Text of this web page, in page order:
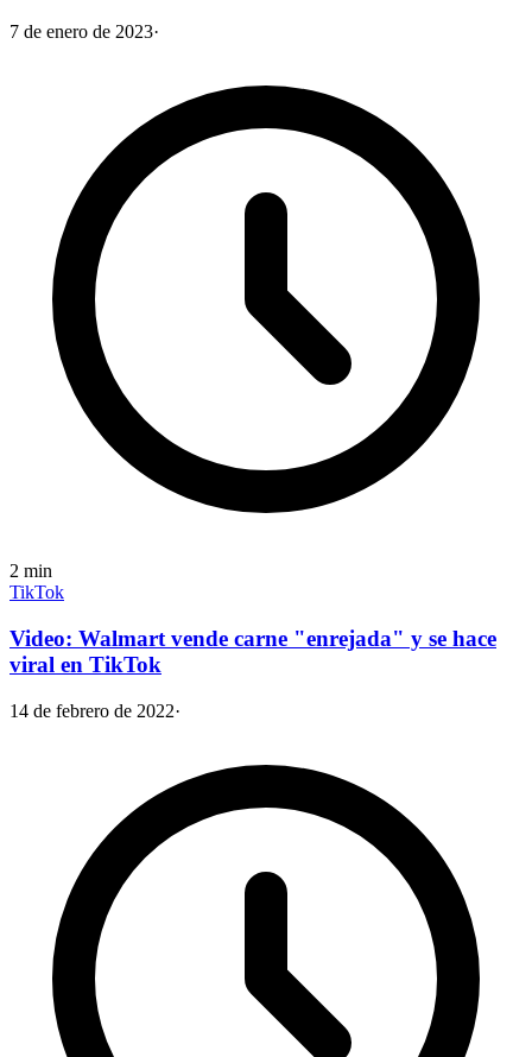
7 de enero de 2023·
2 min
TikTok
Video: Walmart vende carne "enrejada" y se hace
viral en TikTok
14 de febrero de 2022·